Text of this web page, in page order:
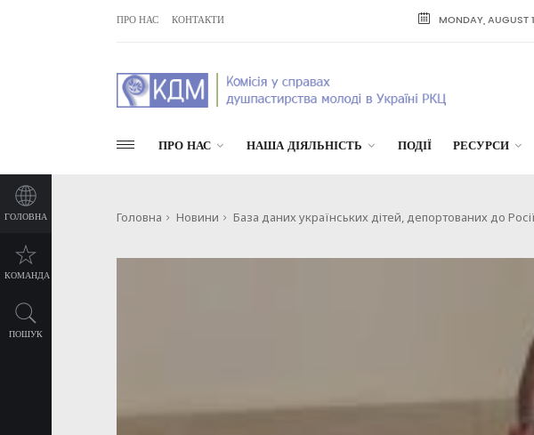
ПРО НАС КОНТАКТИ MONDAY, AUGUST
ПРО НАС НАША ДІЯЛЬНІСТЬ ПОДІЇ РЕСУРСИ
ГОЛОВНА
КОМАНДА
ПОШУК
Головна Новини База даних українських дітей, депортованих до